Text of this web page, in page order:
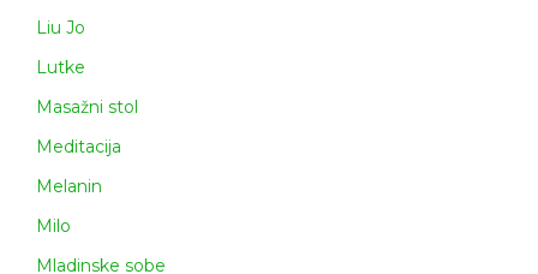
Liu Jo
Lutke
Masažni stol
Meditacija
Melanin
Milo
Mladinske sobe